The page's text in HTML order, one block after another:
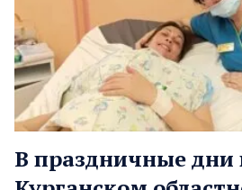
В праздничные дни